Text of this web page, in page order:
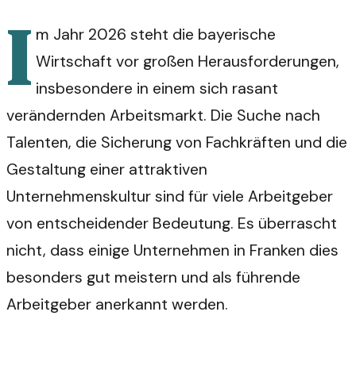
I m Jahr 2026 steht die bayerische
Wirtschaft vor großen Herausforderungen,
insbesondere in einem sich rasant
verändernden Arbeitsmarkt. Die Suche nach
Talenten, die Sicherung von Fachkräften und die
Gestaltung einer attraktiven
Unternehmenskultur sind für viele Arbeitgeber
von entscheidender Bedeutung. Es überrascht
nicht, dass einige Unternehmen in Franken dies
besonders gut meistern und als führende
Arbeitgeber anerkannt werden.